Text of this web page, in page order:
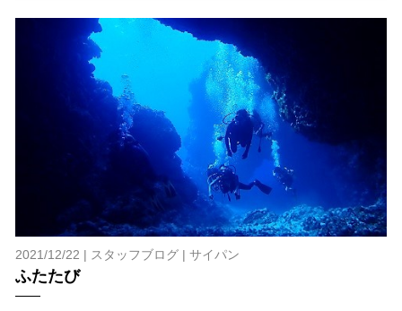
2021/12/22 | スタッフブログ| サイパン
ふたたび
承諾しました。
上記承諾ください。
閉じる